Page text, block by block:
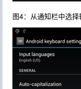
图4：从通知栏中选